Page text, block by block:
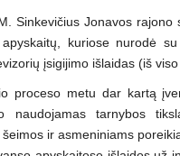
Sinkevičius Jonavos
kuriose nurodė
įsigijimo išlaidas (iš
proceso metu dar kartą
naudojamas tarnybos
ir asmeniniams